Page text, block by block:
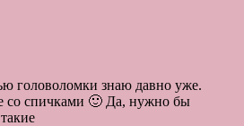
головоломки знаю давно уже.
со спичками 🙂 Да, нужно бы